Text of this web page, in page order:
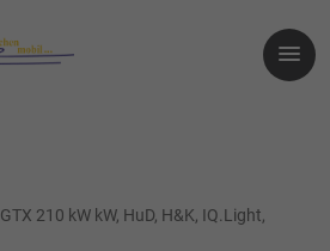
GTX 210 kW kW, HuD, H&K, IQ.Light,